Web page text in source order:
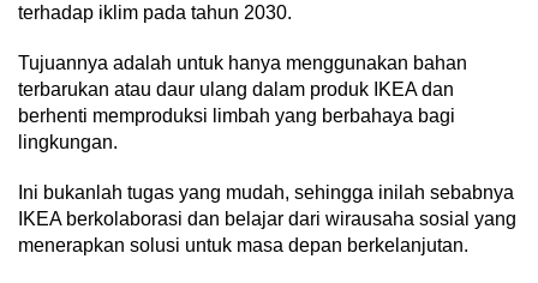
terhadap iklim pada tahun 2030.
Tujuannya adalah untuk hanya menggunakan bahan
terbarukan atau daur ulang dalam produk IKEA dan
berhenti memproduksi limbah yang berbahaya bagi
lingkungan.
Ini bukanlah tugas yang mudah, sehingga inilah sebabnya
IKEA berkolaborasi dan belajar dari wirausaha sosial yang
menerapkan solusi untuk masa depan berkelanjutan.